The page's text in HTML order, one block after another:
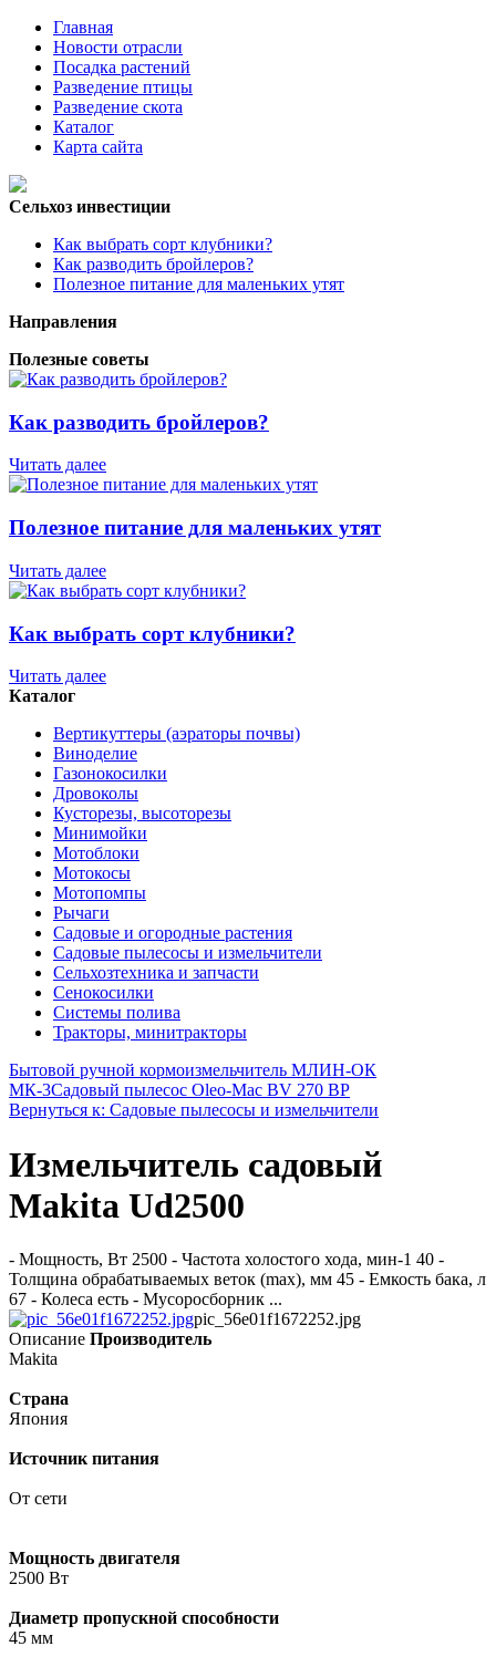
Главная
Новости отрасли
Посадка растений
Разведение птицы
Разведение скота
Каталог
Карта сайта
Сельхоз инвестиции
Как выбрать сорт клубники?
Как разводить бройлеров?
Полезное питание для маленьких утят
Направления
Полезные советы
Как разводить бройлеров?
Читать далее
Полезное питание для маленьких утят
Читать далее
Как выбрать сорт клубники?
Читать далее
Каталог
Вертикуттеры (аэраторы почвы)
Виноделие
Газонокосилки
Дровоколы
Кусторезы, высоторезы
Минимойки
Мотоблоки
Мотокосы
Мотопомпы
Рычаги
Садовые и огородные растения
Садовые пылесосы и измельчители
Сельхозтехника и запчасти
Сенокосилки
Системы полива
Тракторы, минитракторы
Бытовой ручной кормоизмельчитель МЛИН-ОК
МК-3Садовый пылесос Oleo-Mac BV 270 BP
Вернуться к: Садовые пылесосы и измельчители
Измельчитель садовый
Makita Ud2500
- Мощность, Вт 2500 - Частота холостого хода, мин-1 40 -
Толщина обрабатываемых веток (max), мм 45 - Емкость бака, л
67 - Колеса есть - Мусоросборник ...
pic_56e01f1672252.jpg
Описание Производитель
Makita
Страна
Япония
Источник питания
От сети
Мощность двигателя
2500 Вт
Диаметр пропускной способности
45 мм